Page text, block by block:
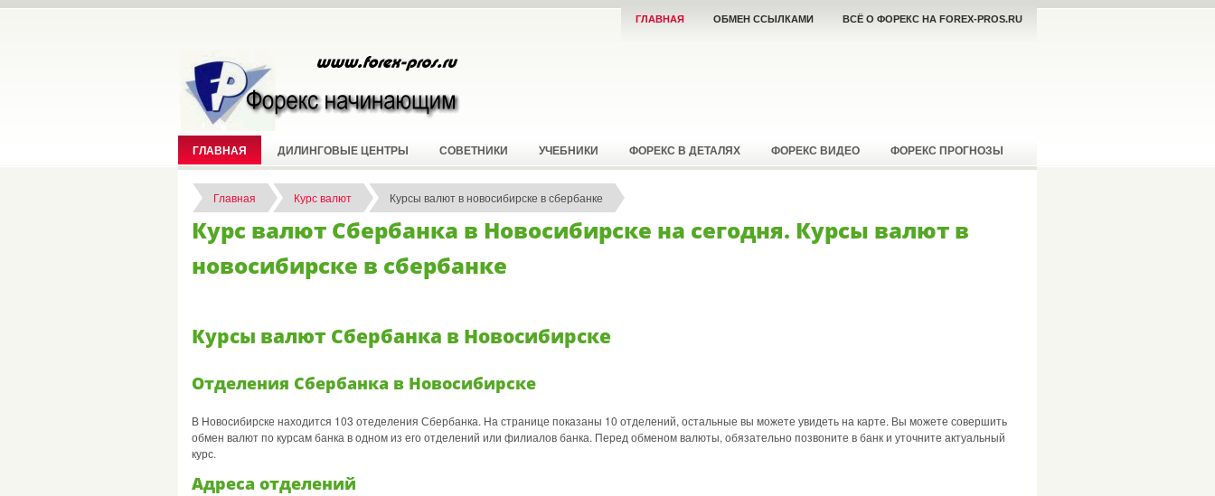
ГЛАВНАЯ ОБМЕН ССЫЛКАМИ ВСЁ О ФОРЕКС НА FOREX-PROS.RU
ГЛАВНАЯ ДИЛИНГОВЫЕ ЦЕНТРЫ СОВЕТНИКИ УЧЕБНИКИ ФОРЕКС В ДЕТАЛЯХ ФОРЕКС ВИДЕО ФОРЕКС ПРОГНОЗЫ
Главная Курс валют Курсы валют в новосибирске в сбербанке
Курс валют Сбербанка в Новосибирске на сегодня. Курсы валют в
новосибирске в сбербанке
Курсы валют Сбербанка в Новосибирске
Отделения Сбербанка в Новосибирске
В Новосибирске находится 103 отеделения Сбербанка. На странице показаны 10 отделений, остальные вы можете увидеть на карте. Вы можете совершить
обмен валют по курсам банка в одном из его отделений или филиалов банка. Перед обменом валюты, обязательно позвоните в банк и уточните актуальный
курс.
Адреса отделений